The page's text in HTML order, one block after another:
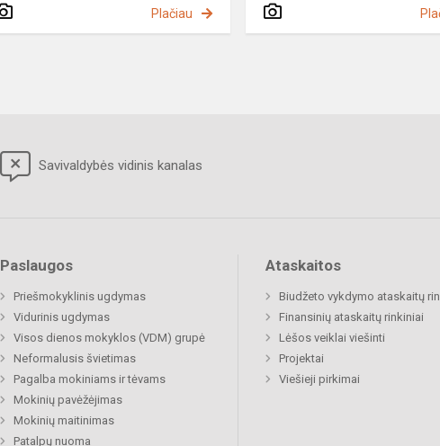
Plačiau
Savivaldybės vidinis kanalas
Paslaugos
Priešmokyklinis ugdymas
Vidurinis ugdymas
Visos dienos mokyklos (VDM) grupė
Neformalusis švietimas
Pagalba mokiniams ir tėvams
Mokinių pavėžėjimas
Mokinių maitinimas
Patalpų nuoma
Ataskaitos
Biudžeto vykdymo ataskaitų
Finansinių ataskaitų rinkiniai
Lėšos veiklai viešinti
Projektai
Viešieji pirkimai